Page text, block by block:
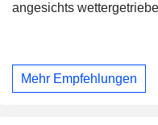
angesichts
Mehr Empfehlungen